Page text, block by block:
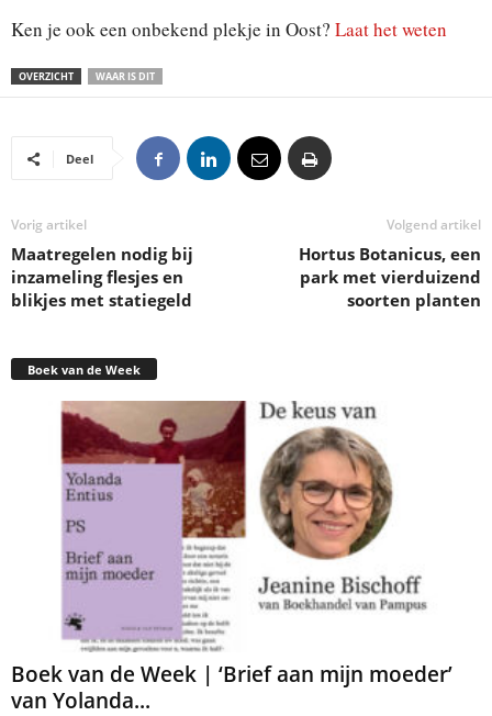
Ken je ook een onbekend plekje in Oost? Laat het weten
OVERZICHT WAAR IS DIT
Deel
Vorig artikel
Maatregelen nodig bij
inzameling flesjes en
blikjes met statiegeld
Volgend artikel
Hortus Botanicus, een
park met vierduizend
soorten planten
Boek van de Week
Boek van de Week | ‘Brief aan mijn moeder’
van Yolanda...